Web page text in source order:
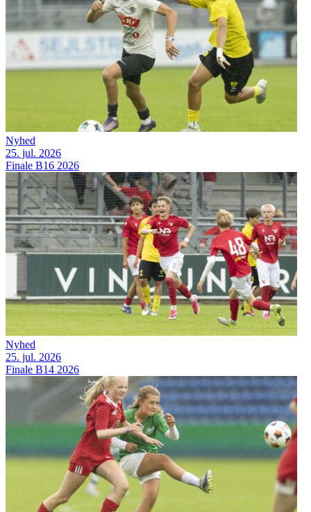
Nyhed
25. jul. 2026
Finale B16 2026
Nyhed
25. jul. 2026
Finale B14 2026